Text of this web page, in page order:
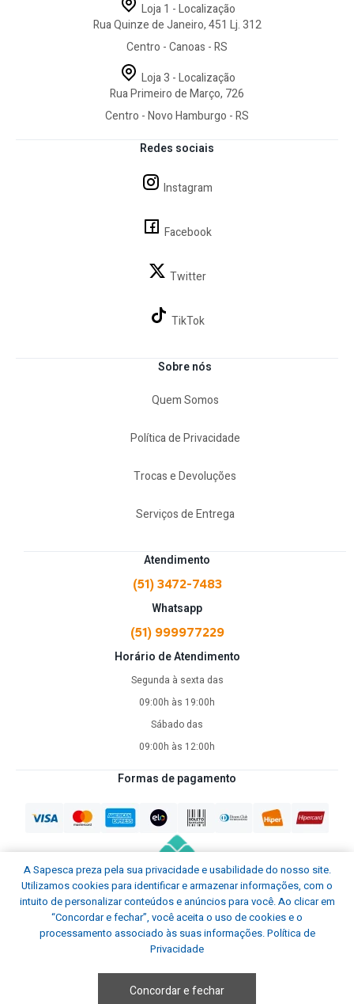
Atendimento
(51) 3472-7483
Whatsapp
(51) 999977229
Horário de Atendimento
Segunda à sexta das
09:00h às 19:00h
Sábado das
09:00h às 12:00h
Sobre nós
Quem Somos
Política de Privacidade
Trocas e Devoluções
Serviços de Entrega
Redes sociais
Instagram
Facebook
Twitter
TikTok
Loja 1 - Localização
Rua Quinze de Janeiro, 451 Lj. 312
Centro - Canoas - RS
Loja 3 - Localização
Rua Primeiro de Março, 726
Centro - Novo Hamburgo - RS
Formas de pagamento
Desenvolvido porSapescaCnpj 02.754.832/0001-29
Concordar e fechar
A Sapesca preza pela sua privacidade e usabilidade do nosso site.
Utilizamos cookies para identificar e armazenar informações, com o
intuito de personalizar conteúdos e anúncios para você. Ao clicar em
“Concordar e fechar”, você aceita o uso de cookies e o
processamento associado às suas informações.Política de
Privacidade